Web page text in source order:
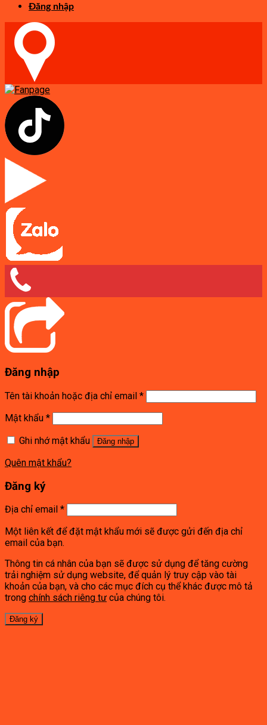
Đăng nhập
Đăng nhập
Tên tài khoản hoặc địa chỉ email *
Mật khẩu *
Ghi nhớ mật khẩu
Đăng nhập
Quên mật khẩu?
Đăng ký
Địa chỉ email *
Một liên kết để đặt mật khẩu mới sẽ được gửi đến địa chỉ
email của bạn.
Thông tin cá nhân của bạn sẽ được sử dụng để tăng cường
trải nghiệm sử dụng website, để quản lý truy cập vào tài
khoản của bạn, và cho các mục đích cụ thể khác được mô tả
trong chính sách riêng tư của chúng tôi.
Đăng ký